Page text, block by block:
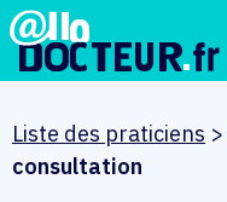
Liste des praticiens >
consultation